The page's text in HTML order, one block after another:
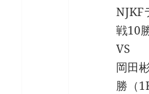
NJKF
戦10
VS
岡田
勝（